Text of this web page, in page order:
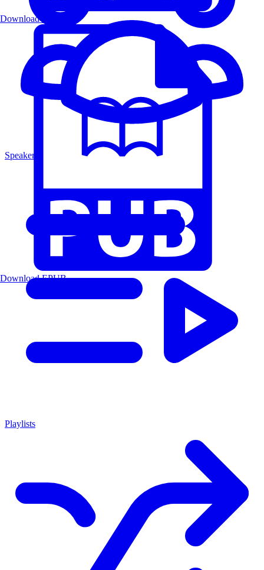
Speakers
Playlists
Download PDF
Download EPUB